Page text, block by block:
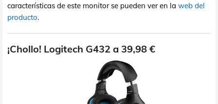
características de este monitor se pueden ver en la web del
producto.
¡Chollo! Logitech G432 a 39,98 €